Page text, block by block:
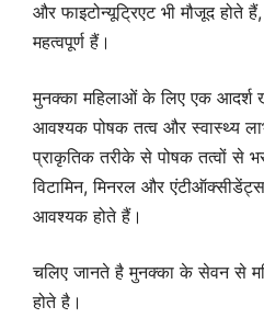
और फाइटोन्यूट्रिएट भी मौजूद होते
महत्वपूर्ण हैं।
मुनक्का महिलाओं के लिए एक आदर्श
आवश्यक पोषक तत्व और स्वास्थ्य
प्राकृतिक तरीके से पोषक तत्वों से
विटामिन, मिनरल और
आवश्यक होते हैं।
चलिए जानते है मुनक्का के सेवन से
होते है।